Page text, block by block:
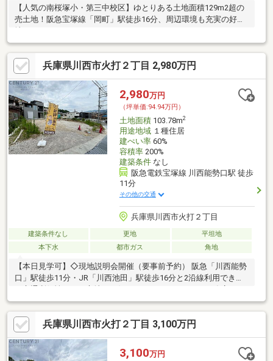
【人気の南桜塚小・第三中校区】ゆとりある土地面積129m2超の
売土地！阪急宝塚線「岡町」駅徒歩16分、周辺環境も充実の好立
兵庫県川西市火打２丁目 2,980万円
2,980万円
（坪単価:94.94万円）
土地面積103.78m2
用途地域１種住居
建ぺい率60%
容積率200%
建築条件なし
阪急電鉄宝塚線 川西能勢口駅 徒歩
11分
その他の交通
兵庫県川西市火打２丁目
建築条件なし 更地
平坦地
本下水
都市ガス 角地
【本日見学可】◇現地説明会開催（要事前予約） 阪急「川西能勢
口」駅徒歩11分・JR「川西池田」駅徒歩16分と2沿線利用でき高
建築可能です。
兵庫県川西市火打２丁目 3,100万円
3,100万円